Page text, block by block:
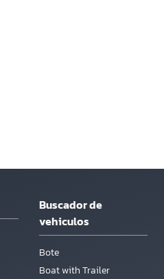
Buscador de
vehiculos
Bote
Boat with Trailer